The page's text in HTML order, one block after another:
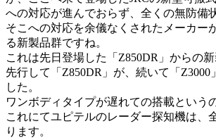
への対応が進んでおらず、全くの無防備
そこへの対応を余儀なくされたメーカー
る新製品群ですね。
これは先日登場した「Z850DR」からの新
先行して「Z850DR」が、続いて「Z3000
した。
ワンボディタイプが遅れての搭載という
これにてユピテルのレーダー探知機は、
ります。